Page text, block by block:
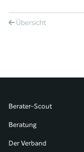
Übersicht
Berater-Scout
Beratung
Der Verband